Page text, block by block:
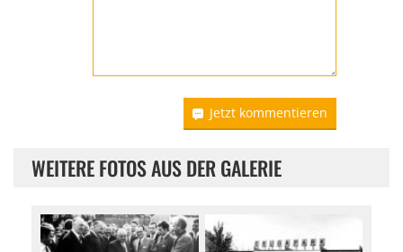
Jetzt kommentieren
WEITERE FOTOS AUS DER GALERIE